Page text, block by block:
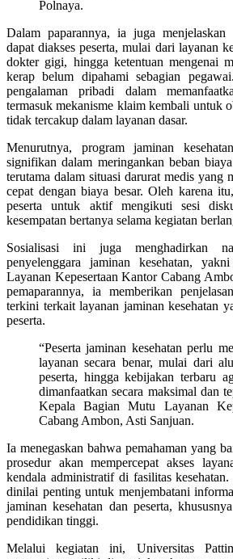
Polnaya.
Dalam paparannya, ia juga menjelaskan
dapat diakses peserta, mulai dari layanan
dokter gigi, hingga ketentuan mengenai
kerap belum dipahami sebagian
pengalaman pribadi dalam
termasuk mekanisme klaim kembali untuk
tidak tercakup dalam layanan dasar.
Menurutnya, program jaminan
signifikan dalam meringankan beban
terutama dalam situasi darurat medis yang
cepat dengan biaya besar. Oleh karena
peserta untuk aktif mengikuti sesi
kesempatan bertanya selama kegiatan
Sosialisasi ini juga menghadirkan
penyelenggara jaminan kesehatan,
Layanan Kepesertaan Kantor Cabang
pemaparannya, ia memberikan
terkini terkait layanan jaminan kesehatan
peserta.
“Peserta jaminan kesehatan perlu
layanan secara benar, mulai dari
peserta, hingga kebijakan terbaru
dimanfaatkan secara maksimal dan
Kepala Bagian Mutu Layanan
Cabang Ambon, Asti Sanjuan.
Ia menegaskan bahwa pemahaman yang
prosedur akan mempercepat akses
kendala administratif di fasilitas
dinilai penting untuk menjembatani
jaminan kesehatan dan peserta,
pendidikan tinggi.
Melalui kegiatan ini, Universitas